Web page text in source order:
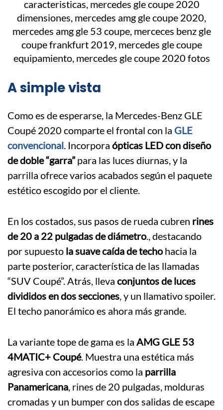
A simple vista
Como es de esperarse, la Mercedes-Benz GLE
Coupé 2020 comparte el frontal con la GLE
convencional. Incorpora ópticas LED con diseño
de doble “garra” para las luces diurnas, y la
parrilla ofrece varios acabados según el paquete
estético escogido por el cliente.
En los costados, sus pasos de rueda cubren rines
de 20 a 22 pulgadas de diámetro., destacando
por supuesto la suave caída de techohacia la
parte posterior, característica de las llamadas
“SUV Coupé”. Atrás, lleva conjuntos de luces
divididos en dos secciones, y un llamativo spoiler.
El techo panorámico es ahora más grande.
La variante tope de gama es la AMG GLE 53
4MATIC+ Coupé. Muestra una estética más
agresiva con accesorios como la parrilla
Panamericana, rines de 20 pulgadas, molduras
cromadas y un bumper con dos salidas de escape